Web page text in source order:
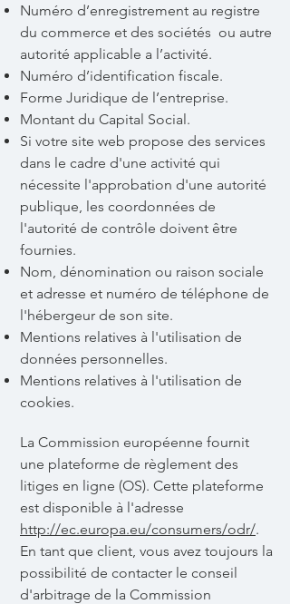
Numéro d’enregistrement au registre
du commerce et des sociétés ou autre
autorité applicable a l’activité.
Numéro d’identification fiscale.
Forme Juridique de l’entreprise.
Montant du Capital Social.
Si votre site web propose des services
dans le cadre d'une activité qui
nécessite l'approbation d'une autorité
publique, les coordonnées de
l'autorité de contrôle doivent être
fournies. ​​​
Nom, dénomination ou raison sociale
et adresse et numéro de téléphone de
l'hébergeur de son site.
Mentions relatives à l'utilisation de
données personnelles.
Mentions relatives à l'utilisation de
cookies.
La Commission européenne fournit
une plateforme de règlement des
litiges en ligne (OS). Cette plateforme
est disponible à l'adresse
http://ec.europa.eu/consumers/odr/.
En tant que client, vous avez toujours la
possibilité de contacter le conseil
d'arbitrage de la Commission